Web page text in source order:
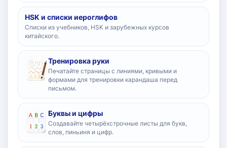
HSK и списки иероглифов
Списки из учебников, HSK и зарубежных курсов
китайского.
Тренировка руки
Печатайте страницы с линиями, кривыми и
формами для тренировки карандаша перед
письмом.
Буквы и цифры
Создавайте четырёхстрочные листы для букв,
слов, пиньиня и цифр.